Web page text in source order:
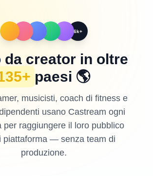
6k+
da creator in oltre
paesi 🌎
musicisti, coach di fitness e
usano Castream ogni
per raggiungere il loro pubblico
piattaforma — senza team di
produzione.